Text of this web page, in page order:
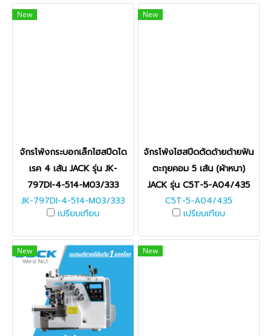
New
จักรโพ้งกระบอกเล็กไฮสปีดได
เรค 4 เส้น JACK รุ่น JK-
797DI-4-514-M03/333
JK-797DI-4-514-M03/333
เปรียบเทียบ
New
จักรโพ้งไฮสปีดตัดด้ายด้ายฟัน
ตะกุยคอม 5 เส้น (ผ้าหนา)
JACK รุ่น C5T-5-A04/435
C5T-5-A04/435
เปรียบเทียบ
New New